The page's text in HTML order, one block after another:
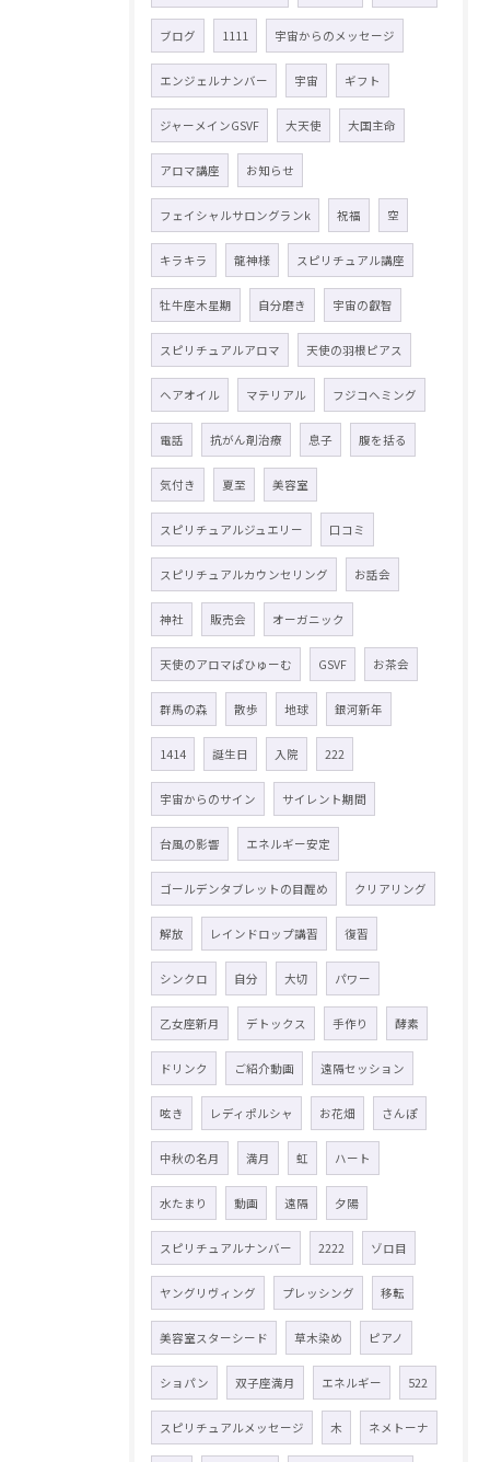
ブログ 1111 宇宙からのメッセージ
エンジェルナンバー 宇宙 ギフト
ジャーメインGSVF 大天使 大国主命
アロマ講座 お知らせ
フェイシャルサロングランk 祝福 空
キラキラ 龍神様 スピリチュアル講座
牡牛座木星期 自分磨き 宇宙の叡智
スピリチュアルアロマ 天使の羽根ピアス
ヘアオイル マテリアル フジコヘミング
電話 抗がん剤治療 息子 腹を括る
気付き 夏至 美容室
スピリチュアルジュエリー 口コミ
スピリチュアルカウンセリング お話会
神社 販売会 オーガニック
天使のアロマぱひゅーむ GSVF お茶会
群馬の森 散歩 地球 銀河新年
1414 誕生日 入院 222
宇宙からのサイン サイレント期間
台風の影響 エネルギー安定
ゴールデンタブレットの目醒め クリアリング
解放 レインドロップ講習 復習
シンクロ 自分 大切 パワー
乙女座新月 デトックス 手作り 酵素
ドリンク ご紹介動画 遠隔セッション
呟き レディポルシャ お花畑 さんぽ
中秋の名月 満月 虹 ハート
水たまり 動画 遠隔 夕陽
スピリチュアルナンバー 2222 ゾロ目
ヤングリヴィング プレッシング 移転
美容室スターシード 草木染め ピアノ
ショパン 双子座満月 エネルギー 522
スピリチュアルメッセージ 木 ネメトーナ